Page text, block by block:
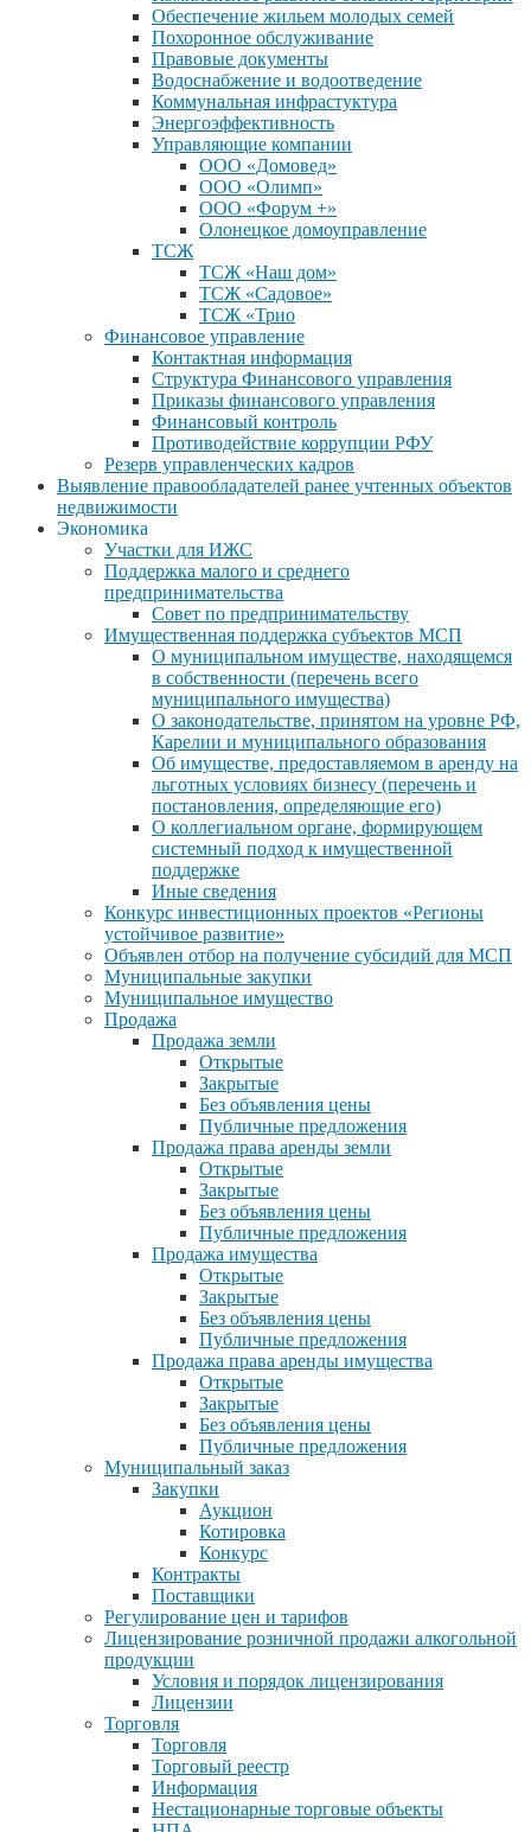
Обеспечение жильем молодых семей
Похоронное обслуживание
Правовые документы
Водоснабжение и водоотведение
Коммунальная инфрастуктура
Энергоэффективность
Управляющие компании
ООО «Домовед»
ООО «Олимп»
ООО «Форум +»
Олонецкое домоуправление
ТСЖ
ТСЖ «Наш дом»
ТСЖ «Садовое»
ТСЖ «Трио
Финансовое управление
Контактная информация
Структура Финансового управления
Приказы финансового управления
Финансовый контроль
Противодействие коррупции РФУ
Резерв управленческих кадров
Выявление правообладателей ранее учтенных объектов
недвижимости
Экономика
Участки для ИЖС
Поддержка малого и среднего
предпринимательства
Совет по предпринимательству
Имущественная поддержка субъектов МСП
О муниципальном имуществе, находящемся
в собственности (перечень всего
муниципального имущества)
О законодательстве, принятом на уровне РФ,
Карелии и муниципального образования
Об имуществе, предоставляемом в аренду на
льготных условиях бизнесу (перечень и
постановления, определяющие его)
О коллегиальном органе, формирующем
системный подход к имущественной
поддержке
Иные сведения
Конкурс инвестиционных проектов «Регионы
устойчивое развитие»
Объявлен отбор на получение субсидий для МСП
Муниципальные закупки
Муниципальное имущество
Продажа
Продажа земли
Открытые
Закрытые
Без объявления цены
Публичные предложения
Продажа права аренды земли
Открытые
Закрытые
Без объявления цены
Публичные предложения
Продажа имущества
Открытые
Закрытые
Без объявления цены
Публичные предложения
Продажа права аренды имущества
Открытые
Закрытые
Без объявления цены
Публичные предложения
Муниципальный заказ
Закупки
Аукцион
Котировка
Конкурс
Контракты
Поставщики
Регулирование цен и тарифов
Лицензирование розничной продажи алкогольной
продукции
Условия и порядок лицензирования
Лицензии
Торговля
Торговля
Торговый реестр
Информация
Нестационарные торговые объекты